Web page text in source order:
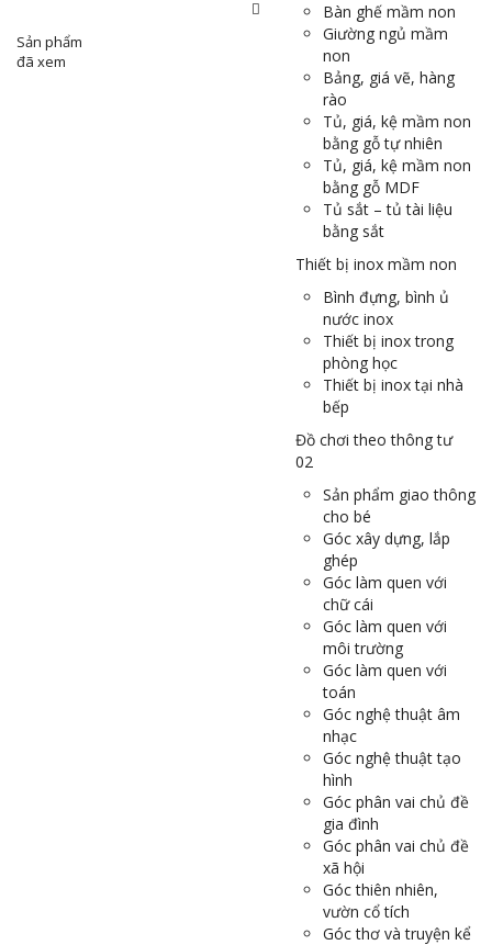
Sản phẩm
đã xem
Bàn ghế mầm non
Giường ngủ mầm
non
Bảng, giá vẽ, hàng
rào
Tủ, giá, kệ mầm non
bằng gỗ tự nhiên
Tủ, giá, kệ mầm non
bằng gỗ MDF
Tủ sắt – tủ tài liệu
bằng sắt
Thiết bị inox mầm non
Bình đựng, bình ủ
nước inox
Thiết bị inox trong
phòng học
Thiết bị inox tại nhà
bếp
Đồ chơi theo thông tư
02
Sản phẩm giao thông
cho bé
Góc xây dựng, lắp
ghép
Góc làm quen với
chữ cái
Góc làm quen với
môi trường
Góc làm quen với
toán
Góc nghệ thuật âm
nhạc
Góc nghệ thuật tạo
hình
Góc phân vai chủ đề
gia đình
Góc phân vai chủ đề
xã hội
Góc thiên nhiên,
vườn cổ tích
Góc thơ và truyện kể